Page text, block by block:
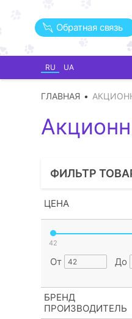
Обратная связь
RU UA
ГЛАВНАЯ
ФИЛЬТР
ЦЕНА
42
От До
БРЕНД
ПРОИЗВОДИТЕЛЬ